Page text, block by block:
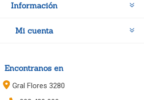
Información
Mi cuenta
Encontranos en
Gral Flores 3280